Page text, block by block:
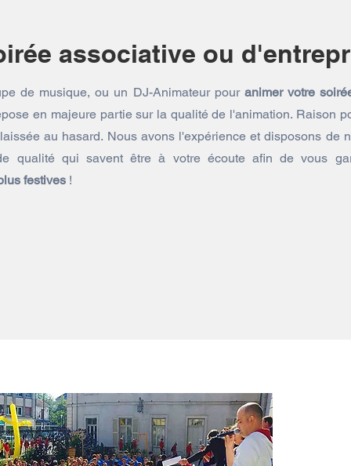
associative ou
de musique, ou un DJ-Animateur pour animer votre
en majeure partie sur la qualité de l'animation. Raison
au hasard. Nous avons l'expérience et disposons de
qualité qui savent être à votre écoute afin de vous
festives !